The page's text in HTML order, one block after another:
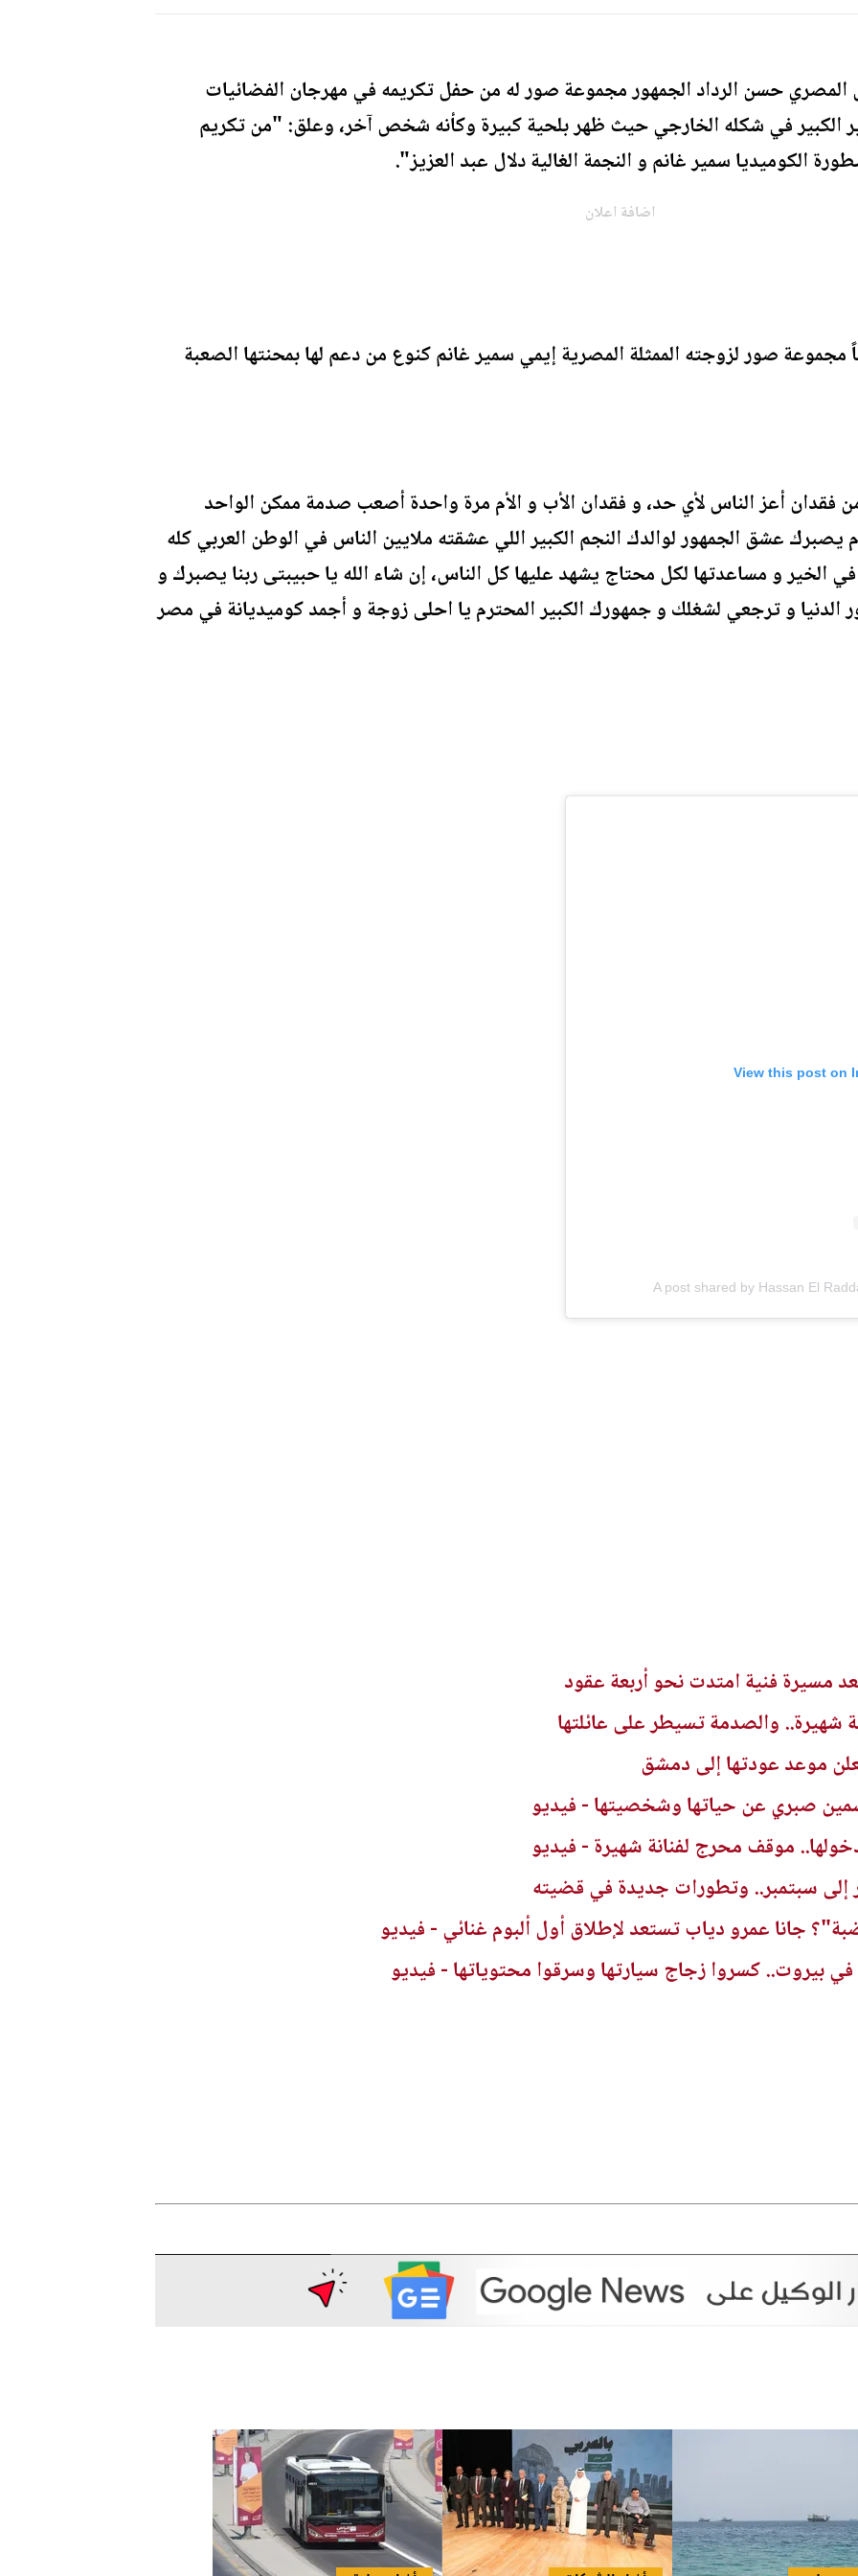
المصري حسن الرداد الجمهور مجموعة صور له من حفل تكريمه في مهرجان الفضائيات
الكبير في شكله الخارجي حيث ظهر بلحية كبيرة وكأنه شخص آخر، وعلق: "من تكريم
الكوميديا سمير غانم و النجمة الغالية دلال عبد العزيز".
اضافة اعلان
مجموعة صور لزوجته الممثلة المصرية إيمي سمير غانم كنوع من دعم لها بمحنتها الصعبة
أعز الناس لأي حد، و فقدان الأب و الأم مرة واحدة أصعب صدمة ممكن الواحد
عشق الجمهور لوالدك النجم الكبير اللي عشقته ملايين الناس في الوطن العربي كله
في الخير و مساعدتها لكل محتاج يشهد عليها كل الناس، إن شاء الله يا حبيبتى ربنا يصبرك و
الدنيا و ترجعي لشغلك و جمهورك الكبير المحترم يا احلى زوجة و أجمد كوميديانة في مصر
View this post on
A post shared by Hassan El
مسيرة فنية امتدت نحو أربعة عقود
والصدمة تسيطر على عائلتها
موعد عودتها إلى دمشق
صبري عن حياتها وشخصيتها - فيديو
موقف محرج لفنانة شهيرة - فيديو
سبتمبر.. وتطورات جديدة في قضيته
جانا عمرو دياب تستعد لإطلاق أول ألبوم غنائي - فيديو
بيروت.. كسروا زجاج سيارتها وسرقوا محتوياتها - فيديو